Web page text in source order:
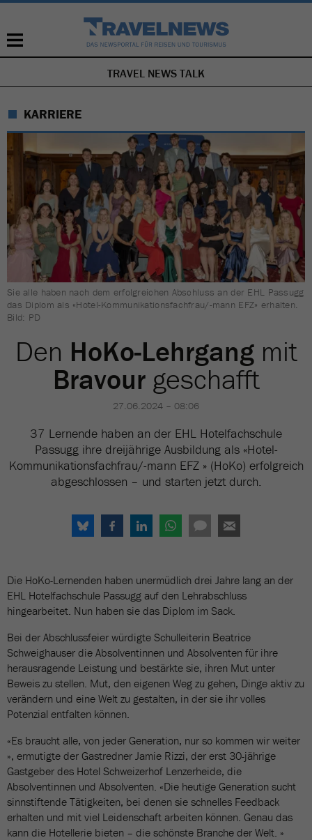
NAVIGATION
ÜBERSPRINGEN
TRAVEL NEWS TALK
KARRIERE
Sie alle haben nach dem erfolgreichen Abschluss an der EHL Passugg
das Diplom als «Hotel-Kommunikationsfachfrau/-mann EFZ» erhalten.
Bild: PD
Den HoKo-Lehrgangmit
Bravourgeschafft
27.06.2024 – 08:06
37 Lernende haben an der EHL Hotelfachschule
Passugg ihre dreijährige Ausbildung als «Hotel-
Kommunikationsfachfrau/-mann EFZ » (HoKo) erfolgreich
abgeschlossen – und starten jetzt durch.
Die HoKo-Lernenden haben unermüdlich drei Jahre lang an der
EHL Hotelfachschule Passugg auf den Lehrabschluss
hingearbeitet. Nun haben sie das Diplom im Sack.
Bei der Abschlussfeier würdigte Schulleiterin Beatrice
Schweighauser die Absolventinnen und Absolventen für ihre
herausragende Leistung und bestärkte sie, ihren Mut unter
Beweis zu stellen. Mut, den eigenen Weg zu gehen, Dinge aktiv zu
verändern und eine Welt zu gestalten, in der sie ihr volles
Potenzial entfalten können.
«Es braucht alle, von jeder Generation, nur so kommen wir weiter
», ermutigte der Gastredner Jamie Rizzi, der erst 30-jährige
Gastgeber des Hotel Schweizerhof Lenzerheide, die
Absolventinnen und Absolventen. «Die heutige Generation sucht
sinnstiftende Tätigkeiten, bei denen sie schnelles Feedback
erhalten und mit viel Leidenschaft arbeiten können. Genau das
kann die Hotellerie bieten – die schönste Branche der Welt. »